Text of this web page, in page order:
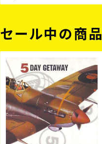
セール中の商品